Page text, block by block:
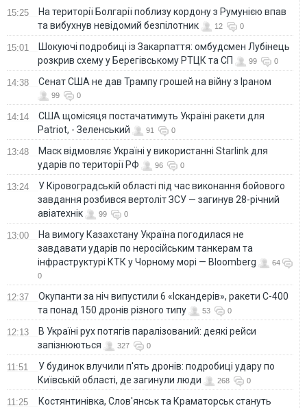
15:25
На території Болгарії поблизу кордону з Румунією впав
та вибухнув невідомий безпілотник
12 0
15:01
Шокуючі подробиці із Закарпаття: омбудсмен Лубінець
розкрив схему у Берегівському РТЦК та СП
99 0
14:38 Сенат США не дав Трампу грошей на війну з Іраном
99 0
14:14
США щомісяця постачатимуть Україні ракети для
Patriot, - Зеленський
91 0
13:48
Маск відмовляє Україні у використанні Starlink для
ударів по території РФ
96 0
13:24
У Кіровоградській області під час виконання бойового
завдання розбився вертоліт ЗСУ — загинув 28-річний
авіатехнік
99 0
13:00
На вимогу Казахстану Україна погодилася не
завдавати ударів по неросійським танкерам та
інфраструктурі КТК у Чорному морі — Bloomberg
64
0
12:37
Окупанти за ніч випустили 6 «Іскандерів», ракети С-400
та понад 150 дронів різного типу
53 0
12:13
В Україні рух потягів паралізований: деякі рейси
запізнюються
327 0
11:51
У будинок влучили п'ять дронів: подробиці удару по
Київській області, де загинули люди
268 0
11:25
Костянтинівка, Слов'янськ та Краматорськ стануть